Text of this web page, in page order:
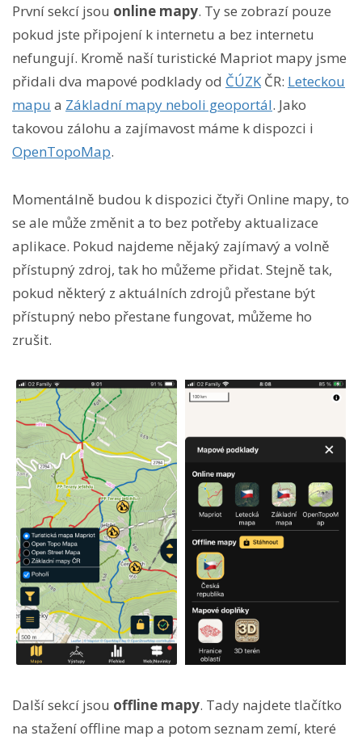
První sekcí jsou online mapy. Ty se zobrazí pouze
pokud jste připojení k internetu a bez internetu
nefungují. Kromě naší turistické Mapriot mapy jsme
přidali dva mapové podklady od ČÚZKČR: Leteckou
mapu a Základní mapy neboli geoportál. Jako
takovou zálohu a zajímavost máme k dispozci i
OpenTopoMap.
Momentálně budou k dispozici čtyři Online mapy, to
se ale může změnit a to bez potřeby aktualizace
aplikace. Pokud najdeme nějaký zajímavý a volně
přístupný zdroj, tak ho můžeme přidat. Stejně tak,
pokud některý z aktuálních zdrojů přestane být
přístupný nebo přestane fungovat, můžeme ho
zrušit.
Další sekcí jsou offline mapy. Tady najdete tlačítko
na stažení offline map a potom seznam zemí, které